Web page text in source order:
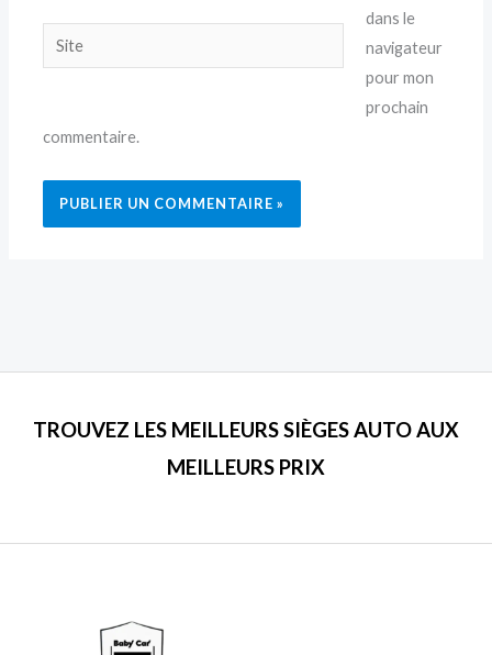
Site
dans le
navigateur
pour mon
prochain
commentaire.
TROUVEZ LES MEILLEURS SIÈGES AUTO AUX
MEILLEURS PRIX